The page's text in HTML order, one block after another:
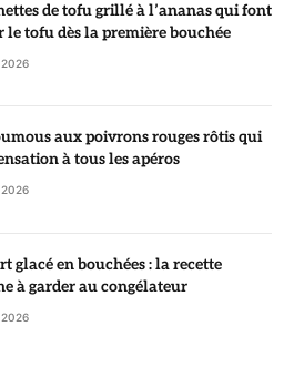
de tofu grillé à l’ananas qui font
le tofu dès la première bouchée
aux poivrons rouges rôtis qui
à tous les apéros
glacé en bouchées : la recette
à garder au congélateur